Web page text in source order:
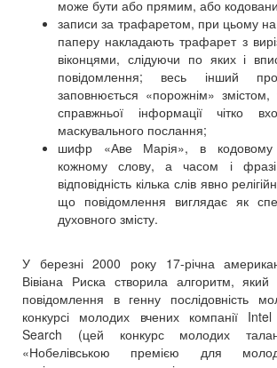
може бути або прямим, або
записи за трафаретом, при цьому
паперу накладають трафарет з
віконцями, слідуючи по яких і
повідомлення; весь інший
заповнюється «порожнім»
справжньої інформації чітко
маскувального послання;
шифр «Аве Марія», в кодовому
кожному слову, а часом і
відповідність кілька слів явно
що повідомлення виглядає як
духовного змісту.
У березні 2000 року 17-річна
Вівіана Риска створила алгоритм,
повідомлення в генну послідовність
конкурсі молодих вчених компанії
Search (цей конкурс молодих
«Нобелівською премією для